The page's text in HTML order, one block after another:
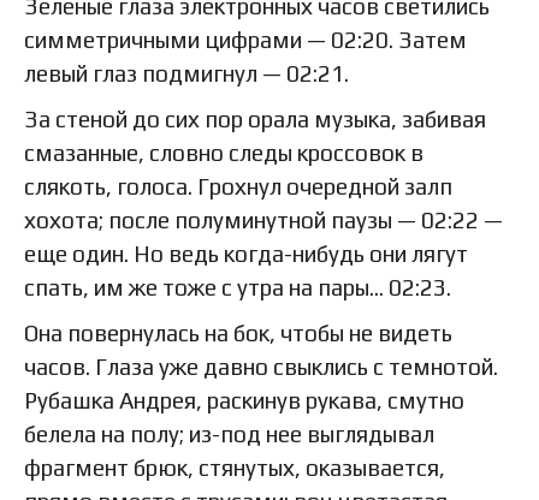
Зеленые глаза электронных часов светились
симметричными цифрами — 02:20. Затем
левый глаз подмигнул — 02:21.
За стеной до сих пор орала музыка, забивая
смазанные, словно следы кроссовок в
слякоть, голоса. Грохнул очередной залп
хохота; после полуминутной паузы — 02:22 —
еще один. Но ведь когда-нибудь они лягут
спать, им же тоже с утра на пары… 02:23.
Она повернулась на бок, чтобы не видеть
часов. Глаза уже давно свыклись с темнотой.
Рубашка Андрея, раскинув рукава, смутно
белела на полу; из-под нее выглядывал
фрагмент брюк, стянутых, оказывается,